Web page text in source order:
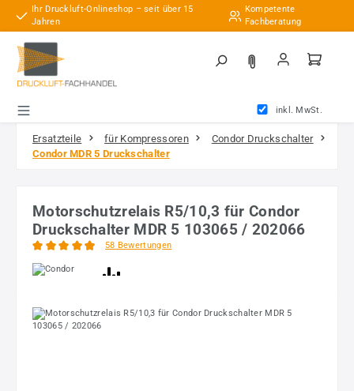
Zum Hauptinhalt springen
Ihr Druckluft-Onlineshop – seit über 15
Jahren
Kompetente
Fachberatung
inkl. MwSt.
Ersatzteile für Kompressoren
Condor Druckschalter
Condor MDR 5 Druckschalter
Motorschutzrelais R5/10,3 für Condor
Druckschalter MDR 5 103065 / 202066
58 Bewertungen
Bildergalerie überspringen